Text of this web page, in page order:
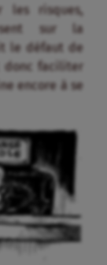
les risques,
sur la
le défaut de
donc faciliter
encore à se